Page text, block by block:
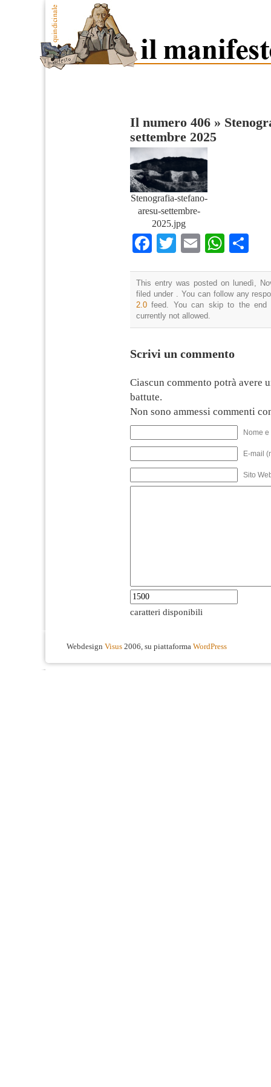
Il numero 406 »
settembre 2025
Stenografia-stefano-
aresu-settembre-
2025.jpg
Facebook
Twitter
Email
This entry was posted on lunedì,
filed under . You can follow any
2.0 feed. You can skip to the end
currently not allowed.
Scrivi un commento
Ciascun commento potrà avere
battute.
Non sono ammessi commenti
Nome
E-mail
Sito
caratteri disponibili
Webdesign Visus 2006, su piattaforma WordPress